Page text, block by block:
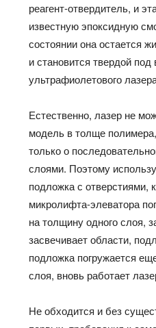
реагент-отвердитель, и
известную эпоксидную
состоянии она остается
и становится твердой
ультрафиолетового
Естественно, лазер не
модель в толще
только о
слоями. Поэтому
подложка с отверстиями,
микролифта-элеватора
на толщину одного слоя,
засвечивает области,
подложка погружается
слоя, вновь работает
Не обходится и без